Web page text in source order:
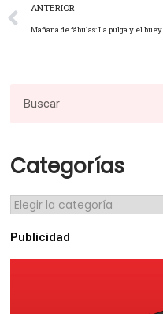
ANTERIOR
Mañana de fábulas: La pulga y el buey
Categorías
Publicidad